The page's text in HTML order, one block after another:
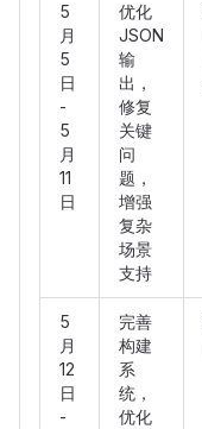
5
月
5
日
-
5
月
11
日
优化
JSON
输
出，
修复
关键
问
题，
增强
复杂
场景
支持
5
月
12
日
-
完善
构建
系
统，
优化